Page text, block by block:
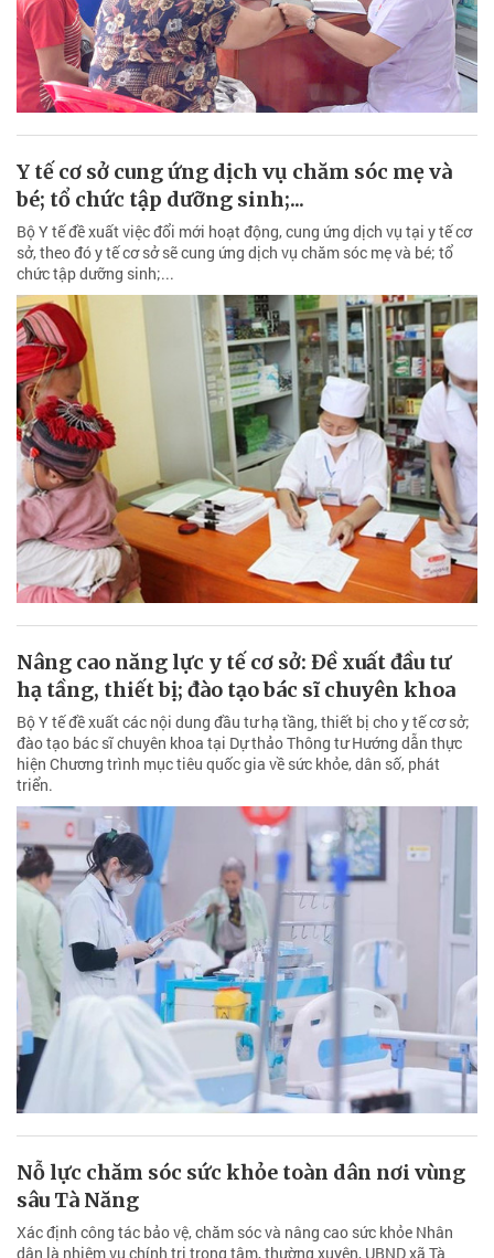
Y tế cơ sở cung ứng dịch vụ chăm sóc mẹ và
bé; tổ chức tập dưỡng sinh;...
Bộ Y tế đề xuất việc đổi mới hoạt động, cung ứng dịch vụ tại y tế cơ
sở, theo đó y tế cơ sở sẽ cung ứng dịch vụ chăm sóc mẹ và bé; tổ
chức tập dưỡng sinh;...
Nâng cao năng lực y tế cơ sở: Đề xuất đầu tư
hạ tầng, thiết bị; đào tạo bác sĩ chuyên khoa
Bộ Y tế đề xuất các nội dung đầu tư hạ tầng, thiết bị cho y tế cơ sở;
đào tạo bác sĩ chuyên khoa tại Dự thảo Thông tư Hướng dẫn thực
hiện Chương trình mục tiêu quốc gia về sức khỏe, dân số, phát
triển.
Nỗ lực chăm sóc sức khỏe toàn dân nơi vùng
sâu Tà Năng
Xác định công tác bảo vệ, chăm sóc và nâng cao sức khỏe Nhân
dân là nhiệm vụ chính trị trọng tâm, thường xuyên, UBND xã Tà